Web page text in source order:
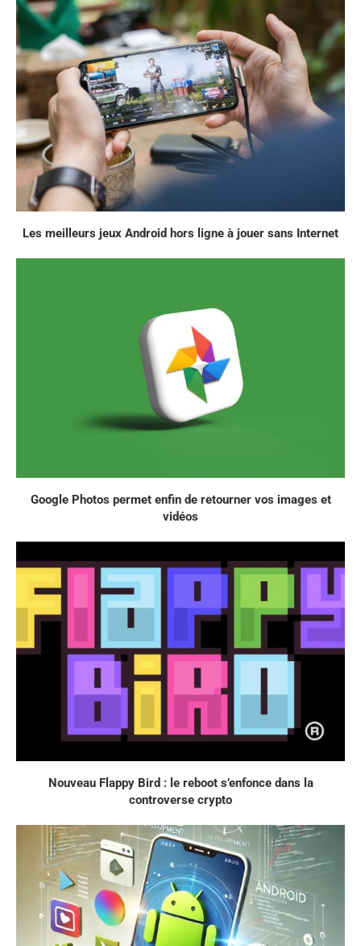
Les meilleurs jeux Android hors ligne à jouer sans Internet
Google Photos permet enfin de retourner vos images et
vidéos
Nouveau Flappy Bird : le reboot s’enfonce dans la
controverse crypto